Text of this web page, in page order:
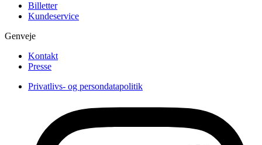
Billetter
Kundeservice
Genveje
Kontakt
Presse
Privatlivs- og persondatapolitik